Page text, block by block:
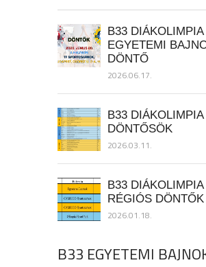
B33
EGYETEMI
DÖNTŐ
2026.06.17.
B33 DIÁKOLIMPIA
DÖNTŐSÖK
2026.03.11.
B33 DIÁKOLIMPIA
RÉGIÓS DÖNTŐK
2026.01.18.
B33 EGYETEMI